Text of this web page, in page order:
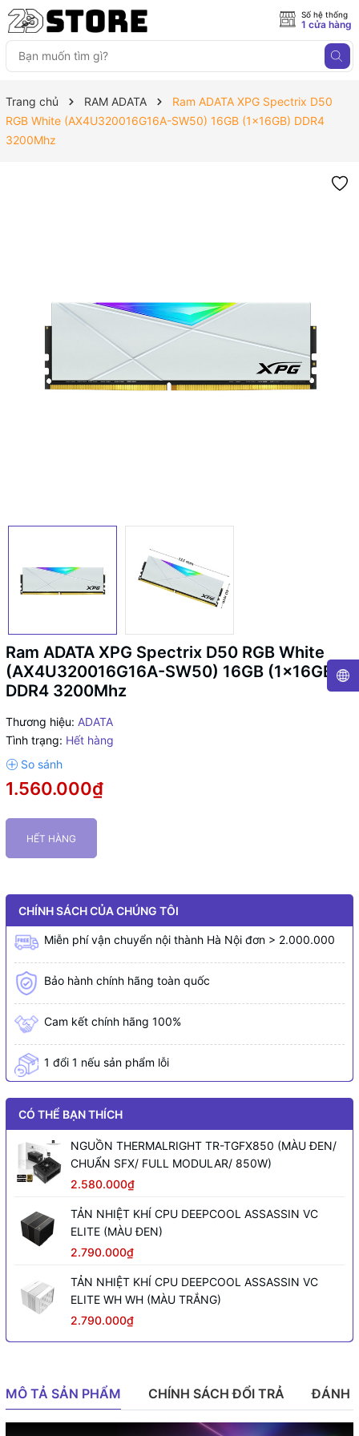
Số hệ thống
1 cửa hàng
Trang chủ RAM ADATA
Ram ADATA XPG Spectrix D50
RGB White (AX4U320016G16A-SW50) 16GB (1x16GB) DDR4
3200Mhz
Ram ADATA XPG Spectrix D50 RGB White
(AX4U320016G16A-SW50) 16GB (1x16GB)
DDR4 3200Mhz
Thương hiệu: ADATA
Tình trạng: Hết hàng
1.560.000₫
HẾT HÀNG
CHÍNH SÁCH CỦA CHÚNG TÔI
Miễn phí vận chuyển nội thành Hà Nội đơn > 2.000.000
Bảo hành chính hãng toàn quốc
Cam kết chính hãng 100%
1 đổi 1 nếu sản phẩm lỗi
CÓ THỂ BẠN THÍCH
NGUỒN THERMALRIGHT TR-TGFX850 (MÀU ĐEN/
CHUẨN SFX/ FULL MODULAR/ 850W)
2.580.000₫
TẢN NHIỆT KHÍ CPU DEEPCOOL ASSASSIN VC
ELITE (MÀU ĐEN)
2.790.000₫
TẢN NHIỆT KHÍ CPU DEEPCOOL ASSASSIN VC
ELITE WH WH (MÀU TRẮNG)
2.790.000₫
MÔ TẢ SẢN PHẨM CHÍNH SÁCH ĐỔI TRẢ ĐÁNH